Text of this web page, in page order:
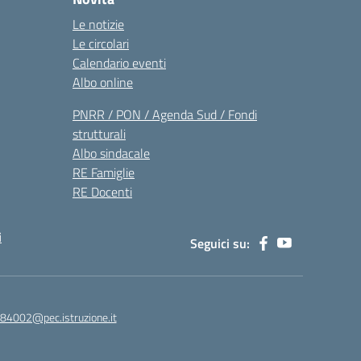
Le notizie
Le circolari
Calendario eventi
Albo online
PNRR / PON / Agenda Sud / Fondi
strutturali
Albo sindacale
RE Famiglie
RE Docenti
Seguici su: